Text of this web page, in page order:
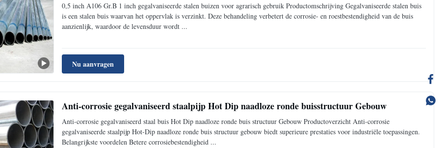
0,5 inch A106 Gr.B 1 inch gegalvaniseerde stalen buizen voor agrarisch gebruik Productomschrijving Gegalvaniseerde stalen buis
is een stalen buis waarvan het oppervlak is verzinkt. Deze behandeling verbetert de corrosie- en roestbestendigheid van de buis
aanzienlijk, waardoor de levensduur wordt ...
Nu aanvragen
Anti-corrosie gegalvaniseerd staalpijp Hot Dip naadloze ronde buisstructuur Gebouw
Anti-corrosie gegalvaniseerd staal buis Hot Dip naadloze ronde buis structuur Gebouw Productoverzicht Anti-corrosie
gegalvaniseerde staalpijp Hot-Dip naadloze ronde buis structuur gebouw biedt superieure prestaties voor industriële toepassingen.
Belangrijkste voordelen Betere corrosiebestendigheid ...